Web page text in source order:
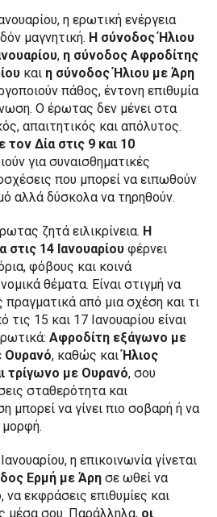
η ερωτική ενέργεια
μαγνητική. Η σύνοδος Ήλιου
, η σύνοδος Αφροδίτης
και η σύνοδος Ήλιου με Άρη
πάθος, έντονη επιθυμία
Ο έρωτας δεν μένει στα
απαιτητικός και απόλυτος.
τον Δία στις 9 και 10
για συναισθηματικές
που μπορεί να ειπωθούν
αλλά δύσκολα να τηρηθούν.
ζητά ειλικρίνεια. Η
στις 14 Ιανουαρίου φέρνει
φόβους και κοινά
θέματα. Είναι στιγμή να
πραγματικά από μια σχέση και τι
15 και 17 Ιανουαρίου είναι
Αφροδίτη εξάγωνο με
Ουρανό, καθώς καιΉλιος
τρίγωνο με Ουρανό, σου
σταθερότητα και
μπορεί να γίνει πιο σοβαρή ή να
μορφή.
η επικοινωνία γίνεται
Ερμή με Άρη σε ωθεί να
να εκφράσεις επιθυμίες και
μέσα σου. Παράλληλα, οι